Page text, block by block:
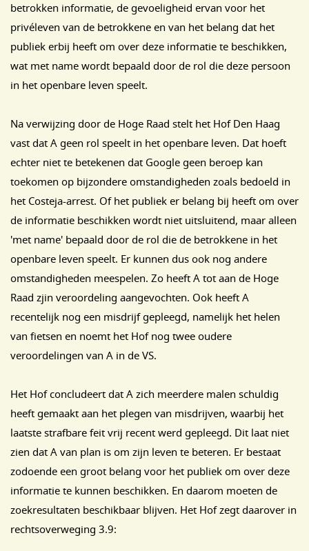
betrokken informatie, de gevoeligheid ervan voor het
privéleven van de betrokkene en van het belang dat het
publiek erbij heeft om over deze informatie te beschikken,
wat met name wordt bepaald door de rol die deze persoon
in het openbare leven speelt.
Na verwijzing door de Hoge Raad stelt het Hof Den Haag
vast dat A geen rol speelt in het openbare leven. Dat hoeft
echter niet te betekenen dat Google geen beroep kan
toekomen op bijzondere omstandigheden zoals bedoeld in
het Costeja-arrest. Of het publiek er belang bij heeft om over
de informatie beschikken wordt niet uitsluitend, maar alleen
'met name' bepaald door de rol die de betrokkene in het
openbare leven speelt. Er kunnen dus ook nog andere
omstandigheden meespelen. Zo heeft A tot aan de Hoge
Raad zjin veroordeling aangevochten. Ook heeft A
recentelijk nog een misdrijf gepleegd, namelijk het helen
van fietsen en noemt het Hof nog twee oudere
veroordelingen van A in de VS.
Het Hof concludeert dat A zich meerdere malen schuldig
heeft gemaakt aan het plegen van misdrijven, waarbij het
laatste strafbare feit vrij recent werd gepleegd. Dit laat niet
zien dat A van plan is om zijn leven te beteren. Er bestaat
zodoende een groot belang voor het publiek om over deze
informatie te kunnen beschikken. En daarom moeten de
zoekresultaten beschikbaar blijven. Het Hof zegt daarover in
rechtsoverweging 3.9: